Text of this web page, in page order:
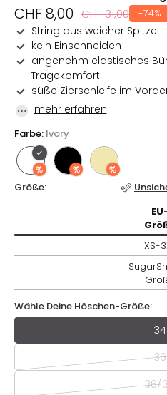
Preis
CHF 31,00
CHF 8,00 -74%
String aus weicher Spitze
kein Einschneiden
angenehm elastisches
Tragekomfort
süße Zierschleife im
mehr erfahren
Farbe: Ivory
Größe:
Größe / XS-3XL / SugarShape-
Größe
XS-
Wähle Deine Höschen-Größe:
Wähle Deine Höschen-Größe:
34
36
36/